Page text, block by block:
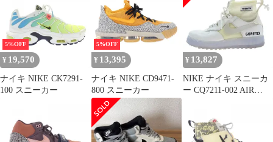
5%OFF
¥ 19,570
ナイキ NIKE CK7291-
100 スニーカー
5%OFF
¥ 13,395
ナイキ NIKE CD9471-
800 スニーカー
¥ 13,827
NIKE ナイキ スニーカ
ー CQ7211-002 AIR
ター ゴアテックス ファ
ントムホワイト ホワイ